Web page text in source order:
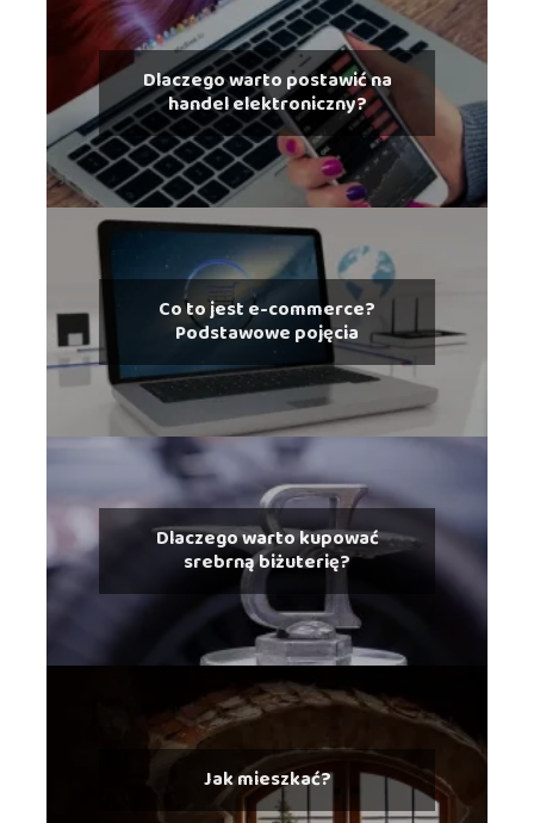
Dlaczego warto postawić na
handel elektroniczny?
Co to jest e-commerce?
Podstawowe pojęcia
Dlaczego warto kupować
srebrną biżuterię?
Jak mieszkać?